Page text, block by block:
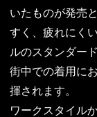
いたものが発売
すく、疲れにく
ルのスタンダー
街中での着用に
揮されます。
ワークスタイル